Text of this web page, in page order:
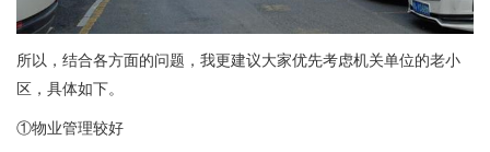
所以，结合各方面的问题，我更建议大家优先考虑机关单位的老小
区，具体如下。
①物业管理较好